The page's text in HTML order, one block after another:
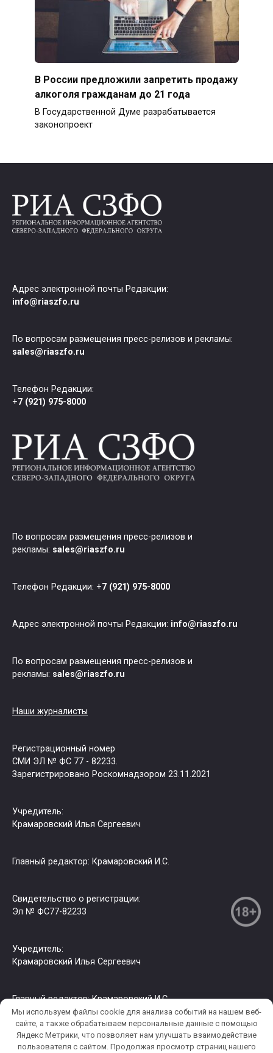
В России предложили запретить продажу
алкоголя гражданам до 21 года
В Государственной Думе разрабатывается
законопроект
Адрес электронной почты Редакции:
info@riaszfo.ru
По вопросам размещения пресс-релизов и рекламы:
sales@riaszfo.ru
Телефон Редакции:
+7 (921) 975-8000
По вопросам размещения пресс-релизов и
рекламы: sales@riaszfo.ru
Телефон Редакции: +7 (921) 975-8000
Адрес электронной почты Редакции: info@riaszfo.ru
По вопросам размещения пресс-релизов и
рекламы: sales@riaszfo.ru
Наши журналисты
Регистрационный номер
СМИ ЭЛ № ФС 77 - 82233.
Зарегистрировано Роскомнадзором 23.11.2021
Учредитель:
Крамаровский Илья Сергеевич
Главный редактор: Крамаровский И.С.
Свидетельство о регистрации:
Эл № ФС77-82233
Учредитель:
Крамаровский Илья Сергеевич
Главный редактор: Крамаровский И.С.
© 2026 РИА СЗФО. Копирование информации только с
разрешения правообладателя.
Мы используем файлы cookie для анализа событий на нашем веб-
сайте, а также обрабатываем персональные данные с помощью
Яндекс Метрики, что позволяет нам улучшать взаимодействие
пользователя c сайтом. Продолжая просмотр страниц нашего